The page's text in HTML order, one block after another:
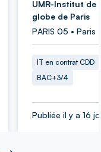
UMR-Institut de
globe de Paris
PARIS 05 • Paris
IT en contrat CDD
BAC+3/4
Publiée il y a 16